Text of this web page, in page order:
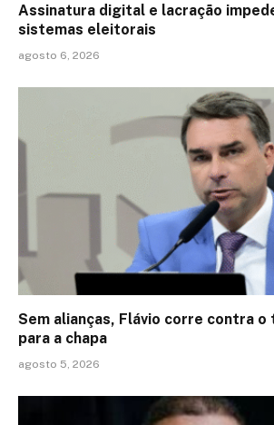
Assinatura digital e lacração
sistemas eleitorais
agosto 6, 2026
Sem alianças, Flávio corre contra o
para a chapa
agosto 5, 2026